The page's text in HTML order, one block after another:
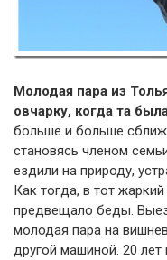
Молодая пара из
овчарку, когда та
больше и больше
становясь членом
ездили на природу,
Как тогда, в тот
предвещало беды.
молодая пара на
другой машиной. 20